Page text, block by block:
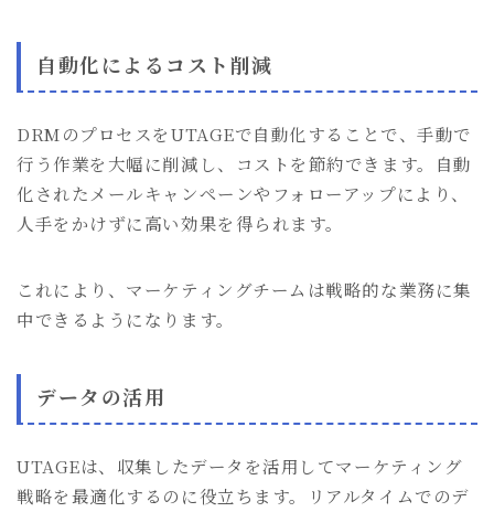
自動化によるコスト削減
DRMのプロセスをUTAGEで自動化することで、手動で
行う作業を大幅に削減し、コストを節約できます。自動
化されたメールキャンペーンやフォローアップにより、
人手をかけずに高い効果を得られます。
これにより、マーケティングチームは戦略的な業務に集
中できるようになります。
データの活用
UTAGEは、収集したデータを活用してマーケティング
戦略を最適化するのに役立ちます。リアルタイムでのデ